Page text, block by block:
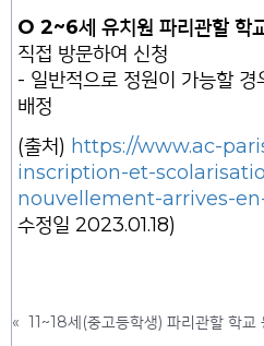
O 2~6세 유치원 파리관할 학
직접 방문하여 신청
- 일반적으로 정원이 가능할
배정
(출처) https://www.ac-
inscription-et-
nouvellement-arrives-
수정일 2023.01.18)
«